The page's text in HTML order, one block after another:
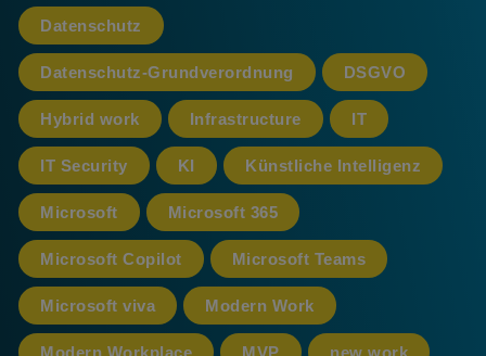
Datenschutz
Datenschutz-Grundverordnung DSGVO
Hybrid work Infrastructure IT
IT Security KI Künstliche Intelligenz
Microsoft Microsoft 365
Microsoft Copilot Microsoft Teams
Microsoft viva Modern Work
Modern Workplace MVP new work